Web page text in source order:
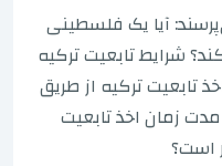
آیا یک فلسطینی
شرایط تابعیت ترکیه
تابعیت ترکیه از طریق
زمان اخذ تابعیت
است؟